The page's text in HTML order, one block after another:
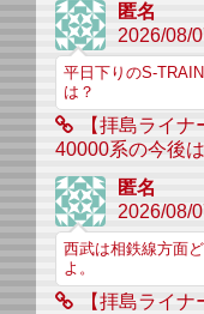
匿名
2026/08/
平日下りのS-
は？
【拝島ライ
40000系の今後
匿名
2026/08/
西武は相鉄線方面
よ。
【拝島ライ